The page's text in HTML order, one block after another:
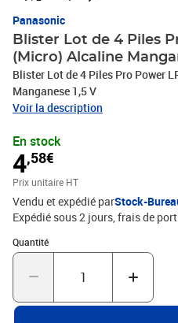
Panasonic
Blister Lot de 4 Piles
(Micro) Alcaline
Blister Lot de 4 Piles Pro Power
Manganese 1,5 V
Voir la description
En stock
4,58€
Prix unitaire HT
Vendu et expédié parStock-
Expédié sous 2 jours, frais de
Quantité
Quantité : 1